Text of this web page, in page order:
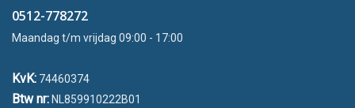
0512-778272
Maandag t/m vrijdag 09:00 - 17:00
KvK: 74460374
Btw nr: NL859910222B01